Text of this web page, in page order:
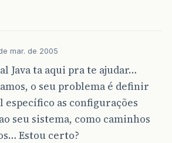
mar. de 2005
Java ta aqui pra te ajudar…
o seu problema é definir
específico as configurações
seu sistema, como caminhos
Estou certo?